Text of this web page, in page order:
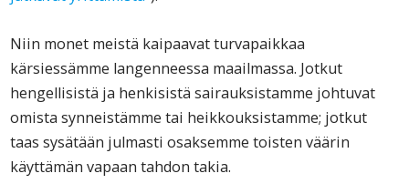
Niin monet meistä kaipaavat turvapaikkaa
kärsiessämme langenneessa maailmassa. Jotkut
hengellisistä ja henkisistä sairauksistamme johtuvat
omista synneistämme tai heikkouksistamme; jotkut
taas sysätään julmasti osaksemme toisten väärin
käyttämän vapaan tahdon takia.